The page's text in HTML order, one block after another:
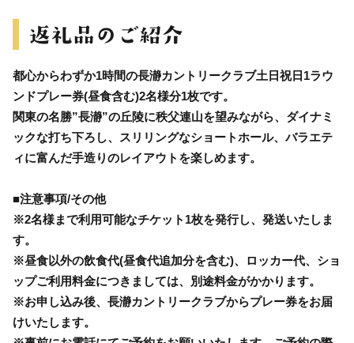
都心からわずか1時間の長瀞カントリークラブ土日祝日1ラウ
ンドプレー券(昼食含む)2名様分1枚です。
関東の名勝”長瀞”の丘陵に秩父連山を望みながら、ダイナミ
ックな打ち下ろし、スリリングなショートホール、バラエテ
ィに富んだ手造りのレイアウトを楽しめます。
■注意事項/その他
※2名様まで利用可能なチケット1枚を発行し、発送いたしま
す。
※昼食以外の飲食代(昼食代追加分を含む)、ロッカー代、ショ
ップご利用料金につきましては、別途料金がかかります。
※お申し込み後、長瀞カントリークラブからプレー券をお届
けいたします。